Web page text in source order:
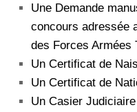
Une Demande
concours adressée
des Forces Armées
Un Certificat de
Un Certificat de
Un Casier